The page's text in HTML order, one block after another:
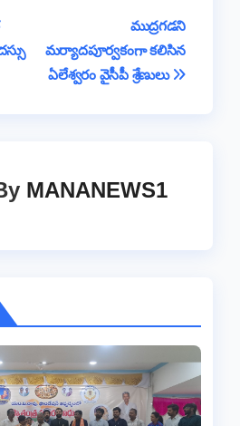
s
n
k
g
e
a
m
ముద్రగడని
మర్యాదపూర్వకంగా కలిసిన
ఏలేశ్వరం వైసీపీ శ్రేణులు
MANANEWS1